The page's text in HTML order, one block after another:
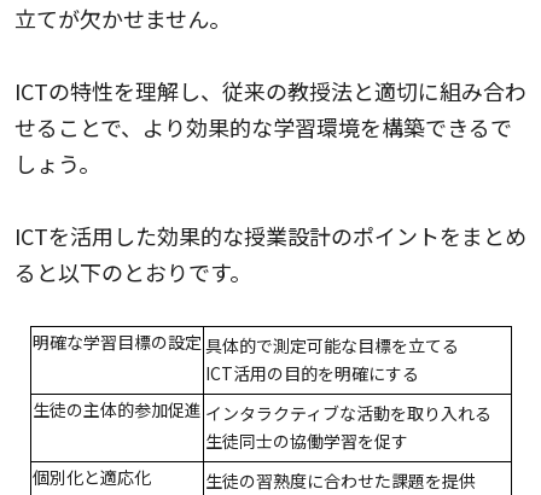
立てが欠かせません。
ICTの特性を理解し、従来の教授法と適切に組み合わ
せることで、より効果的な学習環境を構築できるで
しょう。
ICTを活用した効果的な授業設計のポイントをまとめ
ると以下のとおりです。
明確な学習目標の設定 具体的で測定可能な目標を立てる
ICT活用の目的を明確にする
生徒の主体的参加促進 インタラクティブな活動を取り入れる
生徒同士の協働学習を促す
個別化と適応化
生徒の習熟度に合わせた課題を提供